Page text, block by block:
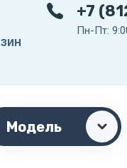
+7
Пн-Пт:
Модель